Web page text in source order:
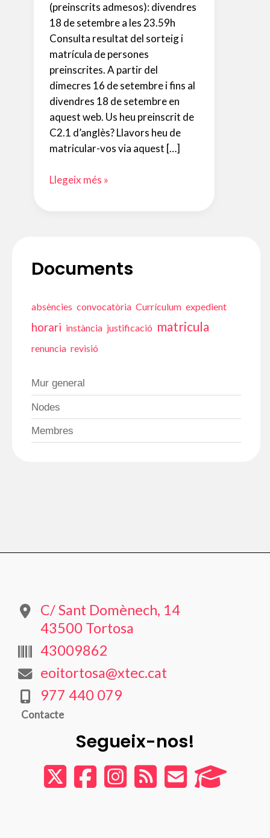
Documents
absències convocatòria Currículum expedient
horari instància justificació matricula
renuncia revisió
Mur general
Nodes
Membres
(preinscrits admesos): divendres
18 de setembre a les 23.59h
Consulta resultat del sorteig i
matrícula de persones
preinscrites. A partir del
dimecres 16 de setembre i fins al
divendres 18 de setembre en
aquest web. Us heu preinscrit de
C2.1 d’anglès? Llavors heu de
matricular-vos via aquest […]
Preinscripció
2020
2021
Llegeix més »
C/ Sant Domènech, 14
43500 Tortosa
43009862
eoitortosa@xtec.cat
977 440 079
Contacte
Segueix-nos!